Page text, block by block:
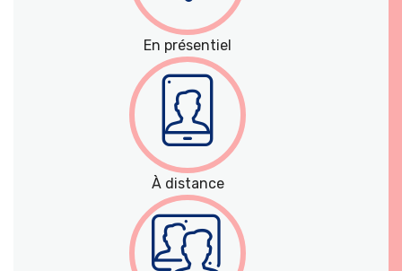
En présentiel
À distance